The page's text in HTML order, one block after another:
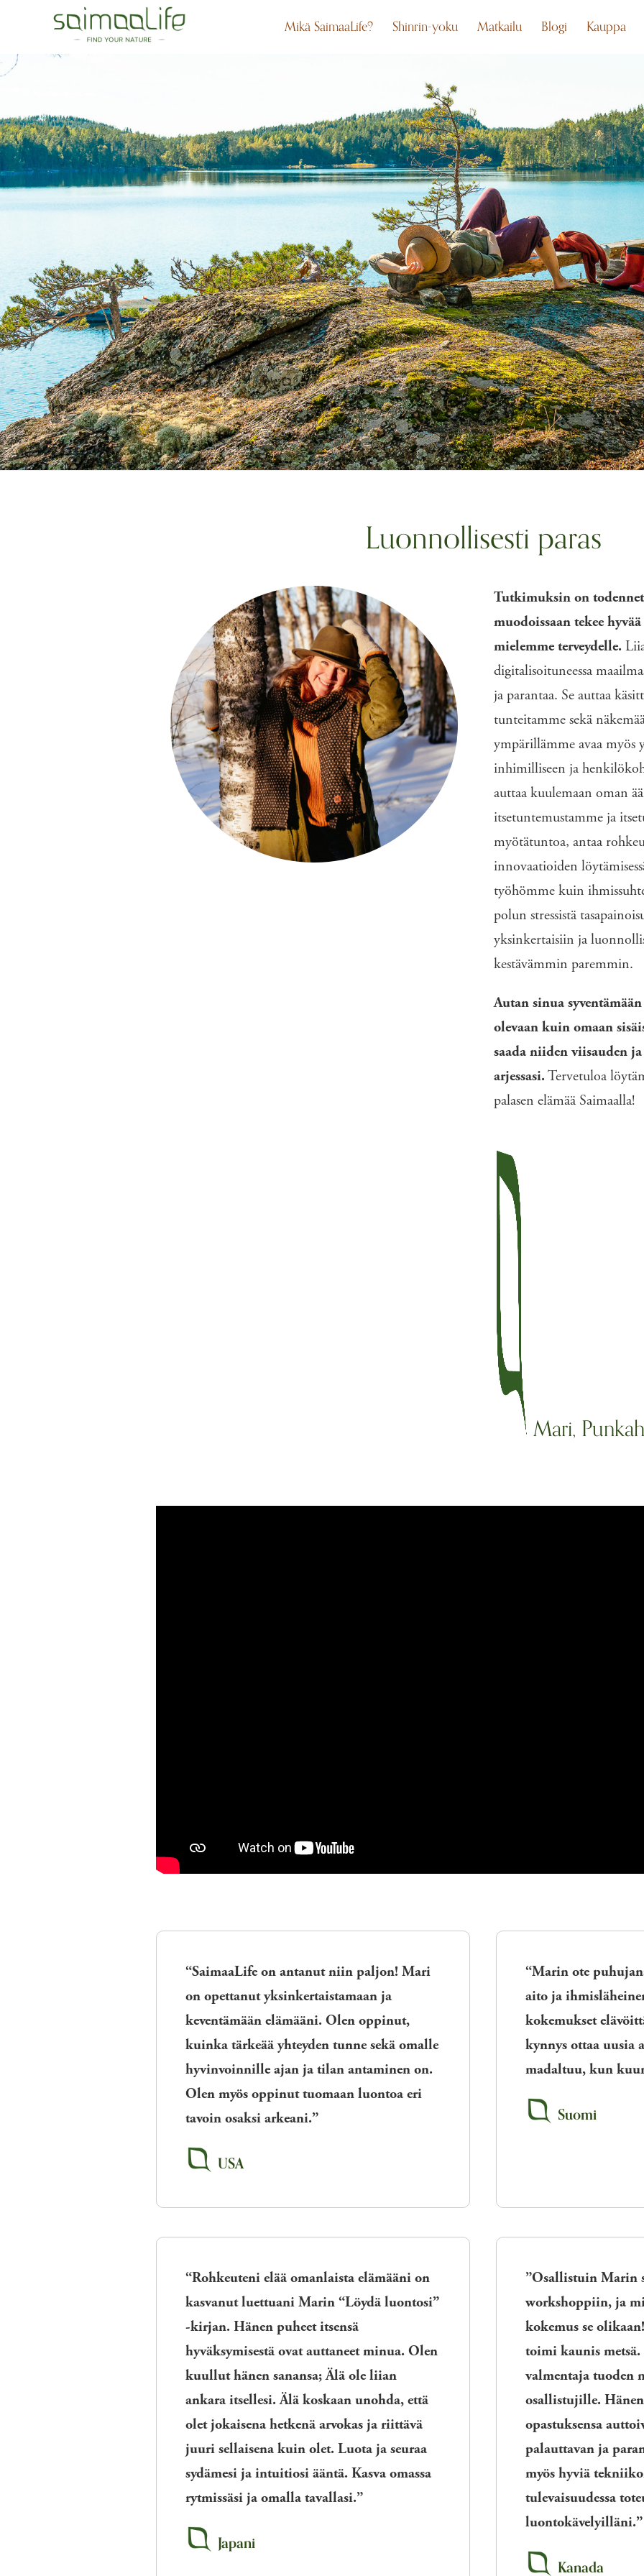
Mikä SaimaaLife? Shinrin-yoku Matkailu Blogi Kauppa
Luonnollisesti paras
Tutkimuksin on
muodoissaan tekee
mielemme terveydelle.
digitalisoituneessa
ja parantaa. Se auttaa
tunteitamme sekä
ympärillämme avaa myös
inhimilliseen ja
auttaa kuulemaan oman
itsetuntemustamme ja
myötätuntoa, antaa
innovaatioiden
työhömme kuin
polun stressistä
yksinkertaisiin ja
kestävämmin paremmin.
Autan sinua
olevaan kuin omaan
saada niiden viisauden
arjessasi.Tervetuloa
palasen elämää Saimaalla!
Mari,
“SaimaaLife on antanut niin paljon! Mari
on opettanut yksinkertaistamaan ja
keventämään elämääni. Olen oppinut,
kuinka tärkeää yhteyden tunne sekä omalle
hyvinvoinnille ajan ja tilan antaminen on.
Olen myös oppinut tuomaan luontoa eri
tavoin osaksi arkeani.”
USA
“Marin ote
aito ja
kokemukset
kynnys ottaa uusia
madaltuu, kun
Suomi
“Rohkeuteni elää omanlaista elämääni on
kasvanut luettuani Marin “Löydä luontosi”
-kirjan. Hänen puheet itsensä
hyväksymisestä ovat auttaneet minua. Olen
kuullut hänen sanansa; Älä ole liian
ankara itsellesi. Älä koskaan unohda, että
olet jokaisena hetkenä arvokas ja riittävä
juuri sellaisena kuin olet. Luota ja seuraa
sydämesi ja intuitiosi ääntä. Kasva omassa
rytmissäsi ja omalla tavallasi.”
Japani
”Osallistuin Marin
workshoppiin, ja
kokemus se
toimi kaunis
valmentaja tuoden
osallistujille.
opastuksensa
palauttavan ja
myös hyviä
tulevaisuudessa
luontokävelyilläni.”
Kanada